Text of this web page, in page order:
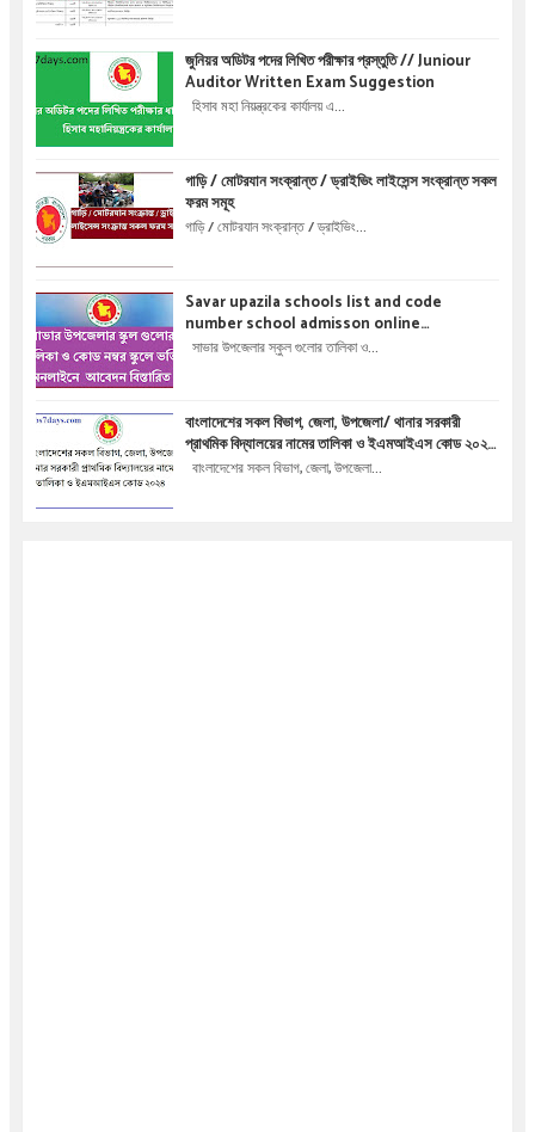
জুনিয়র অডিটর পদের লিখিত পরীক্ষার প্রস্তুতি // Juniour
Auditor Written Exam Suggestion
হিসাব মহা নিয়ন্ত্রকের কার্যালয় এ...
গাড়ি / মোটরযান সংক্রান্ত / ড্রাইভিং লাইসেন্স সংক্রান্ত সকল
ফরম সমূহ
গাড়ি / মোটরযান সংক্রান্ত / ড্রাইভিং...
Savar upazila schools list and code
number school admisson online
application details !! সাভার উপজেলার স্কুল গুলোর
সাভার উপজেলার স্কুল গুলোর তালিকা ও...
বাংলাদেশের সকল বিভাগ, জেলা, উপজেলা/ থানার সরকারী
প্রাথমিক বিদ্যালয়ের নামের তালিকা ও ইএমআইএস কোড ২০২৪
List of Government primary School names
বাংলাদেশের সকল বিভাগ, জেলা, উপজেলা...